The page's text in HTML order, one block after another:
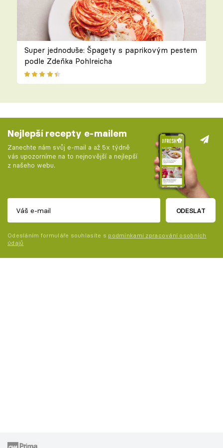
Super jednoduše: Špagety s paprikovým pestem
podle Zdeňka Pohlreicha
Nejlepší recepty e-mailem
Zanechte nám svůj e-mail a až 5x týdně
vás upozorníme na to nejnovější a nejlepší
z našeho webu.
ODESLAT
Odesláním formuláře souhlasíte s podmínkami zpracování osobních
údajů